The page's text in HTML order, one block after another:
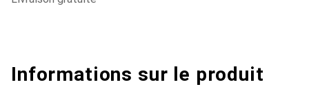
Informations sur le produit